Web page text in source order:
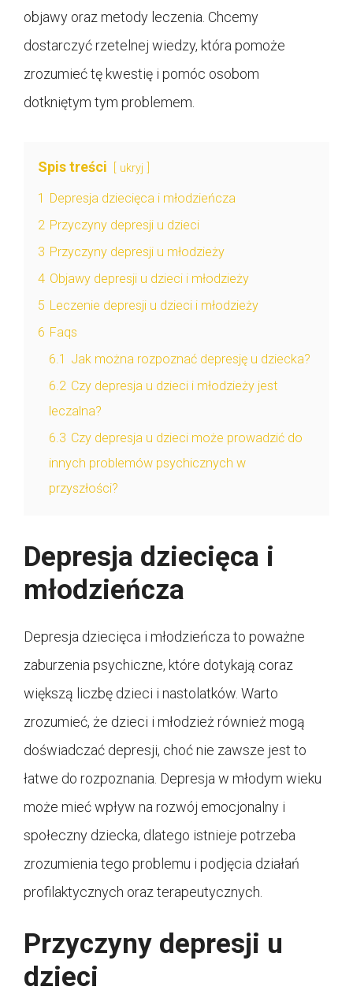
objawy oraz metody leczenia. Chcemy
dostarczyć rzetelnej wiedzy, która pomoże
zrozumieć tę kwestię i pomóc osobom
dotkniętym tym problemem.
Spis treści ukryj
1 Depresja dziecięca i młodzieńcza
2 Przyczyny depresji u dzieci
3 Przyczyny depresji u młodzieży
4 Objawy depresji u dzieci i młodzieży
5 Leczenie depresji u dzieci i młodzieży
6 Faqs
6.1 Jak można rozpoznać depresję u dziecka?
6.2 Czy depresja u dzieci i młodzieży jest
leczalna?
6.3 Czy depresja u dzieci może prowadzić do
innych problemów psychicznych w
przyszłości?
Depresja dziecięca i
młodzieńcza
Depresja dziecięca i młodzieńcza to poważne
zaburzenia psychiczne, które dotykają coraz
większą liczbę dzieci i nastolatków. Warto
zrozumieć, że dzieci i młodzież również mogą
doświadczać depresji, choć nie zawsze jest to
łatwe do rozpoznania. Depresja w młodym wieku
może mieć wpływ na rozwój emocjonalny i
społeczny dziecka, dlatego istnieje potrzeba
zrozumienia tego problemu i podjęcia działań
profilaktycznych oraz terapeutycznych.
Przyczyny depresji u
dzieci